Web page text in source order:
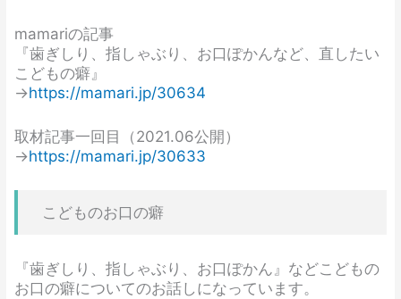
mamariの記事
『歯ぎしり、指しゃぶり、お口ぽかんなど、直したい
こどもの癖』
→https://mamari.jp/30634
取材記事一回目（2021.06公開）
→https://mamari.jp/30633
こどものお口の癖
『歯ぎしり、指しゃぶり、お口ぽかん』などこどもの
お口の癖についてのお話しになっています。